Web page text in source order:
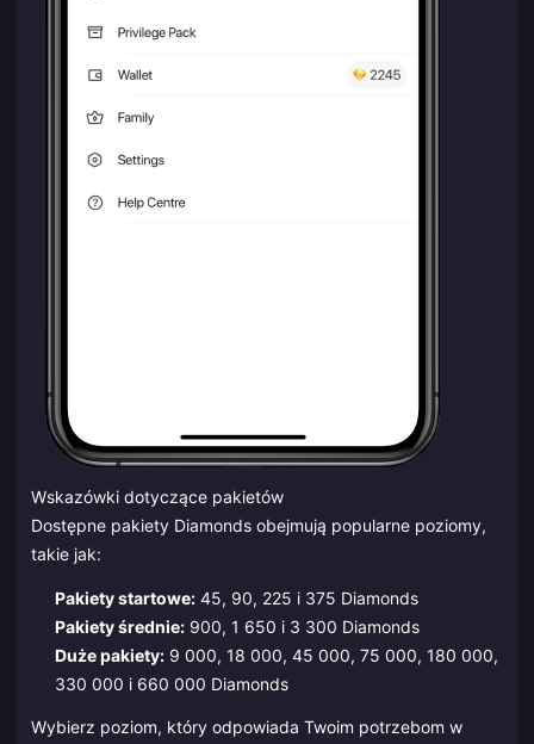
Wskazówki dotyczące pakietów
Dostępne pakiety Diamonds obejmują popularne poziomy,
takie jak:
Pakiety startowe:45, 90, 225 i 375 Diamonds
Pakiety średnie:900, 1 650 i 3 300 Diamonds
Duże pakiety:9 000, 18 000, 45 000, 75 000, 180 000,
330 000 i 660 000 Diamonds
Wybierz poziom, który odpowiada Twoim potrzebom w